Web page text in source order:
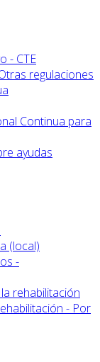
- CTE
regulaciones
Continua para
ayudas
(local)
-
rehabilitación
- Por